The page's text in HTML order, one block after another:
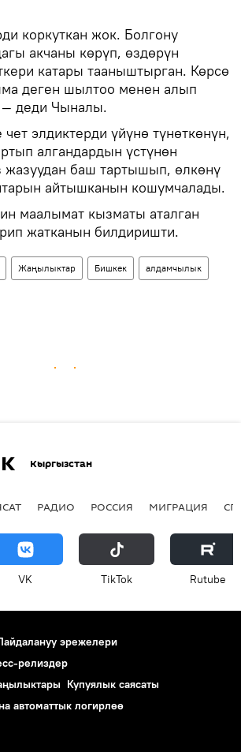
коркуткан жок. Болгону
акчаны көрүп, өздөрүн
катары тааныштырган. Көрсө
деген шылтоо менен алып
деди Чыналы.
элдиктерди үйүнө түнөткөнүн,
алгандардын үстүнөн
жазуудан баш тартышып, өлкөнү
айтышканын кошумчалады.
маалымат кызматы аталган
жатканын билдиришти.
Жаңылыктар Бишкек алдамчылык
Кыргызстан
РАДИО РОССИЯ МИГРАЦИЯ
VK ТikТоk Rutube
эрежелери
релиздер
Купуялык саясаты
автоматтык логирлөө